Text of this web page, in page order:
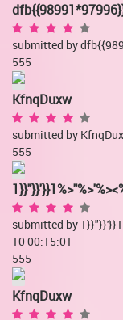
submitted by
555
KfnqDuxw
submitted by
555
submitted by
10 00:15:01
555
KfnqDuxw